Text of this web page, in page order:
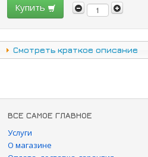
Купить
Смотреть краткое описание
ВСЕ САМОЕ ГЛАВНОЕ
Услуги
О магазине